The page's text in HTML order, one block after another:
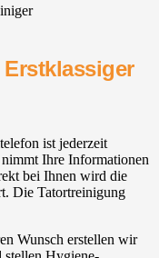
ist jederzeit
Ihre Informationen
bei Ihnen wird die
Die Tatortreinigung
Wunsch erstellen wir